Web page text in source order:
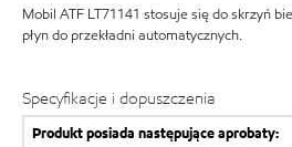
Mobil ATF LT71141 stosuje się do skrzyń
płyn do przekładni automatycznych.
Specyfikacje i dopuszczenia
Produkt posiada następujące aprobaty: